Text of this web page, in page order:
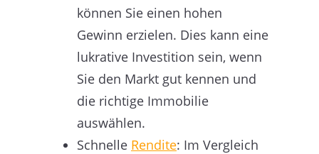
können Sie einen hohen
Gewinn erzielen. Dies kann eine
lukrative Investition sein, wenn
Sie den Markt gut kennen und
die richtige Immobilie
auswählen.
Schnelle Rendite: Im Vergleich